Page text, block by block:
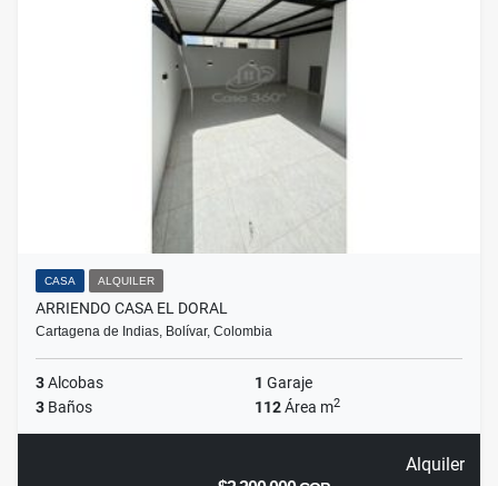
CASA ALQUILER
ARRIENDO CASA EL DORAL
Cartagena de Indias, Bolívar, Colombia
3Alcobas 1 Garaje
3 Baños 112Área m2
Alquiler